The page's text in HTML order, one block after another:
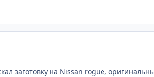
заготовку на Nissan rogue,